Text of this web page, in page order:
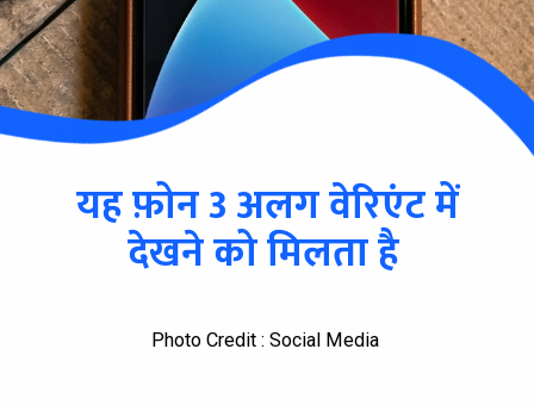
यह फ़ोन 3 अलग वेरिएंट में
देखने को मिलता है
Photo Credit : Social Media